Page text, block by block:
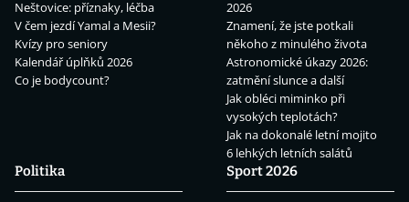
Neštovice: příznaky, léčba
V čem jezdí Yamal a Mesii?
Kvízy pro seniory
Kalendář úplňků 2026
Co je bodycount?
2026
Znamení, že jste potkali
někoho z minulého života
Astronomické úkazy 2026:
zatmění slunce a další
Jak obléci miminko při
vysokých teplotách?
Jak na dokonalé letní mojito
6 lehkých letních salátů
Politika
Sport 2026